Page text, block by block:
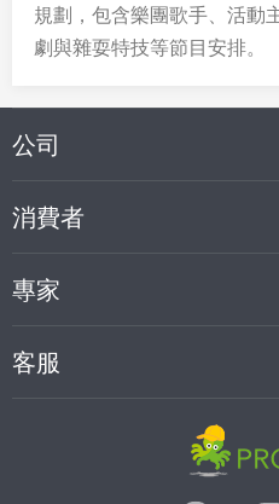
規劃，包含樂團歌手、活動
劇與雜耍特技等節目安排。
公司
消費者
專家
客服